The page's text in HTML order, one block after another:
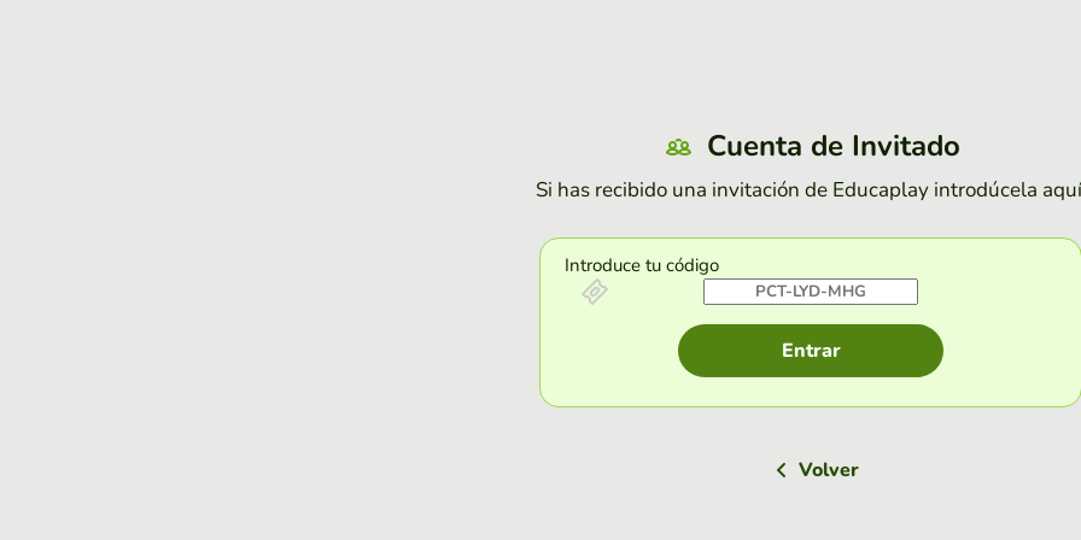
Cuenta de Invitado
Si has recibido una invitación de Educaplay introdúcela
Introduce tu código
Entrar
Volver